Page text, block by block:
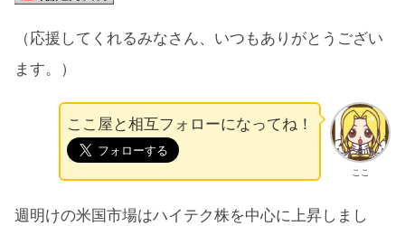
（応援してくれるみなさん、いつもありがとうござい
ます。）
ここ
ここ屋と相互フォローになってね！
週明けの米国市場はハイテク株を中心に上昇しまし